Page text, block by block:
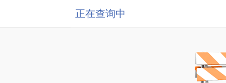
正在查询中